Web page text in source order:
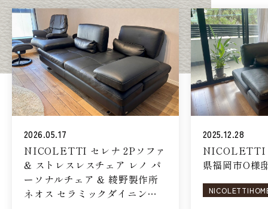
2026.05.17
NICOLETTI セレナ 2Pソファ
& ストレスレスチェア レノ パ
ーソナルチェア & 綾野製作所
ネオス セラミックダイニング
2025.12.28
NICOLETTI
県福岡市O様